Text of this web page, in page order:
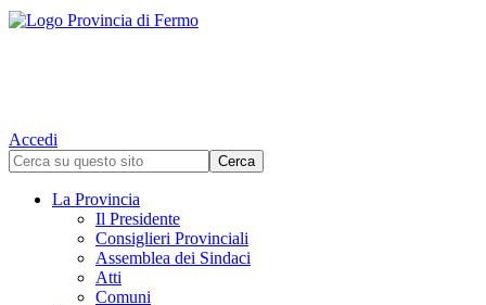
Accedi
La Provincia
Il Presidente
Consiglieri Provinciali
Assemblea dei Sindaci
Atti
Comuni